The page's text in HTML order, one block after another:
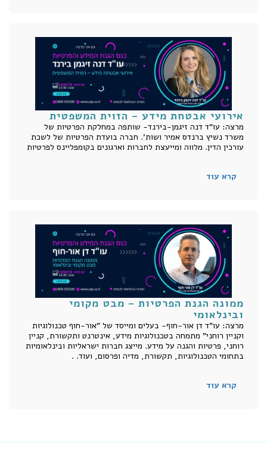
אירועי אבטחת מידע – הזוית המשפטית
מרצה: עו"ד דנה זיגמן-בירנד- שותפה במחלקת הפרטיות של
משרד נשיץ ברנדס אמיר ושות'. חברה בועדת הפרטיות של לשכת
עורכין הדין. מלווה ומייעצת לחברות וארגונים בקומפליינס לפרטיות
קרא עוד
ממונה הגנת הפרטיות – מבט מקומי
ובינלאומי
מרצה: עו"ד דן אור-חוף- בעלים ומייסד של "אור-חוף טכנולוגיות
וקניין רוחני" מתמחה בטכנולוגיות מידע, אינטרנט ותקשורת, קניין
רוחני, פרטיות והגנה על מידע. מייצג חברות ישראליות ובינלאומיות
בתחומי הטכנולוגיות, תקשורת, מדיה ופרסום, ועוד. .
קרא עוד